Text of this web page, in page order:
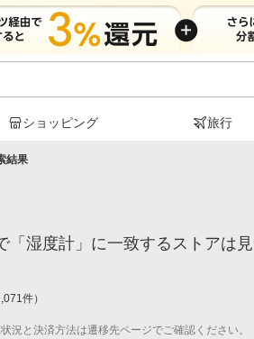
ショッピング 旅行
結果
「湿度計」に一致するストアは見
件）
況と決済方法は遷移先ページでご確認ください。